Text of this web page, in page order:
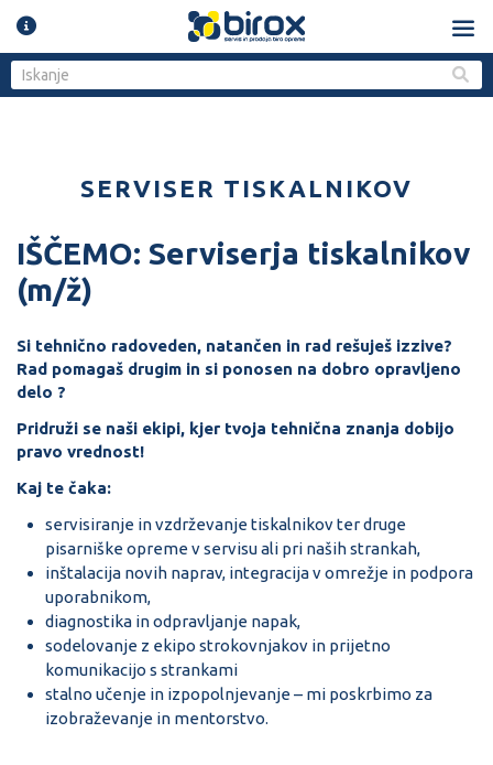
SERVISER TISKALNIKOV
IŠČEMO: Serviserja tiskalnikov
(m/ž)
Si tehnično radoveden, natančen in rad rešuješ izzive?
Rad pomagaš drugim in si ponosen na dobro opravljeno
delo ?
Pridruži se naši ekipi, kjer tvoja tehnična znanja dobijo
pravo vrednost!
Kaj te čaka:
servisiranje in vzdrževanje tiskalnikov ter druge
pisarniške opreme v servisu ali pri naših strankah,
inštalacija novih naprav, integracija v omrežje in podpora
uporabnikom,
diagnostika in odpravljanje napak,
sodelovanje z ekipo strokovnjakov in prijetno
komunikacijo s strankami
stalno učenje in izpopolnjevanje – mi poskrbimo za
izobraževanje in mentorstvo.